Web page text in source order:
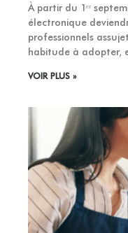
À partir du 1ᵉʳ
électronique
professionnels
habitude à adopter,
VOIR PLUS »